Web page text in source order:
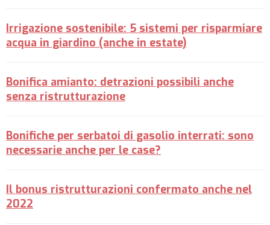
Irrigazione sostenibile: 5 sistemi per risparmiare
acqua in giardino (anche in estate)
Bonifica amianto: detrazioni possibili anche
senza ristrutturazione
Bonifiche per serbatoi di gasolio interrati: sono
necessarie anche per le case?
Il bonus ristrutturazioni confermato anche nel
2022